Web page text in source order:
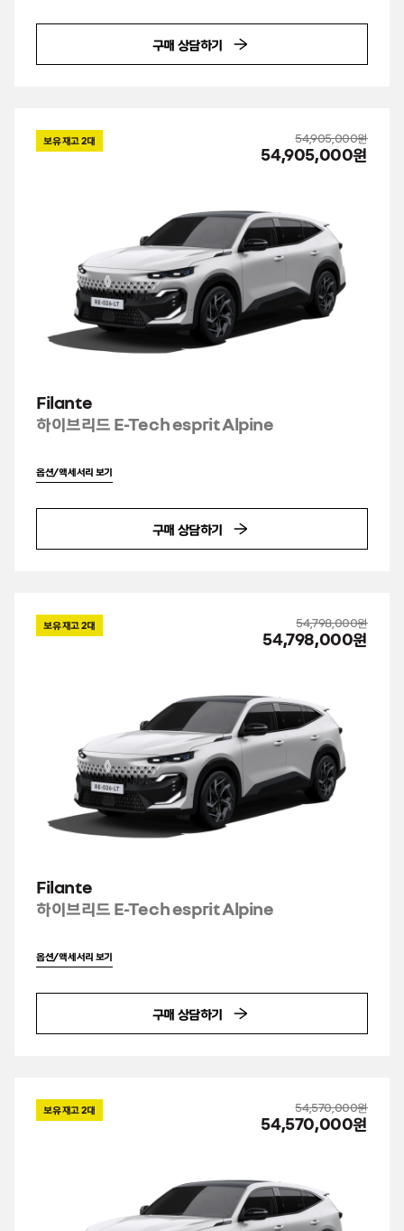
구매 상담하기
보유 재고2대 54,905,000원
54,905,000원
Filante
하이브리드 E-Tech esprit Alpine
옵션/액세서리 보기
구매 상담하기
보유 재고2대 54,798,000원
54,798,000원
Filante
하이브리드 E-Tech esprit Alpine
옵션/액세서리 보기
구매 상담하기
보유 재고2대 54,570,000원
54,570,000원